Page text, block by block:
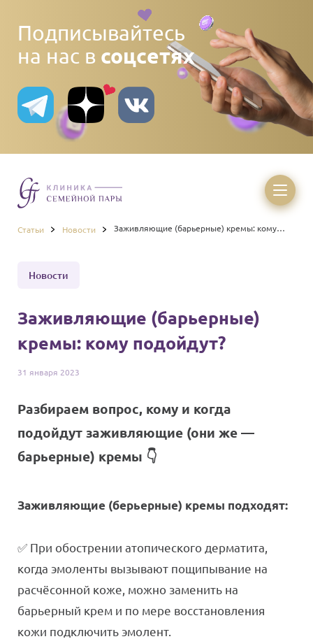
Подписывайтесь
на нас в соцсетях
Статьи Новости
Заживляющие (барьерные) кремы: кому
Новости
Заживляющие (барьерные)
кремы: кому подойдут?
31 января 2023
Разбираем вопрос, кому и когда
подойдут заживляющие (они же —
барьерные) кремы 👇
Заживляющие (берьерные) кремы подходят:
✅ При обострении атопического дерматита,
когда эмоленты вызывают пощипывание на
расчёсонной коже, можно заменить на
барьерный крем и по мере восстановления
кожи подключить эмолент.